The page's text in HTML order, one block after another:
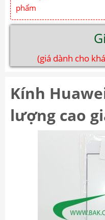
phẩm
(giá dành cho
Kính
lượng cao